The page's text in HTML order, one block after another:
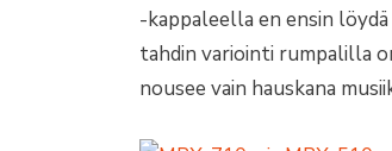
-kappaleella en ensin
tahdin variointi rumpalilla
nousee vain hauskana